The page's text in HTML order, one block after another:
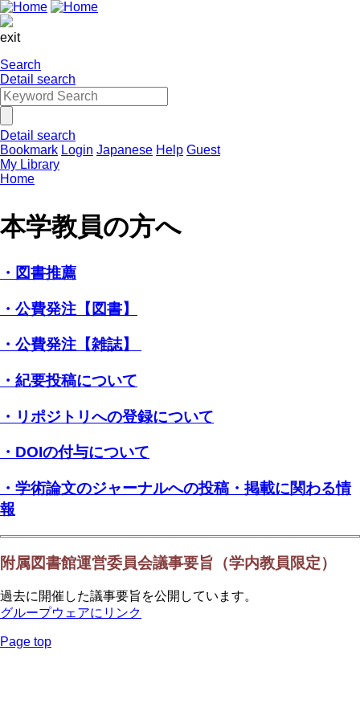
exit
Search
Detail search
Detail search
Bookmark Login Japanese Help Guest
My Library
Home
本学教員の方へ
・図書推薦
・公費発注【図書】
・公費発注【雑誌】
・紀要投稿について
・リポジトリへの登録について
・DOIの付与について
・学術論文のジャーナルへの投稿・掲載に関わる情
報
附属図書館運営委員会議事要旨（学内教員限定）
過去に開催した議事要旨を公開しています。
グループウェアにリンク
Page top